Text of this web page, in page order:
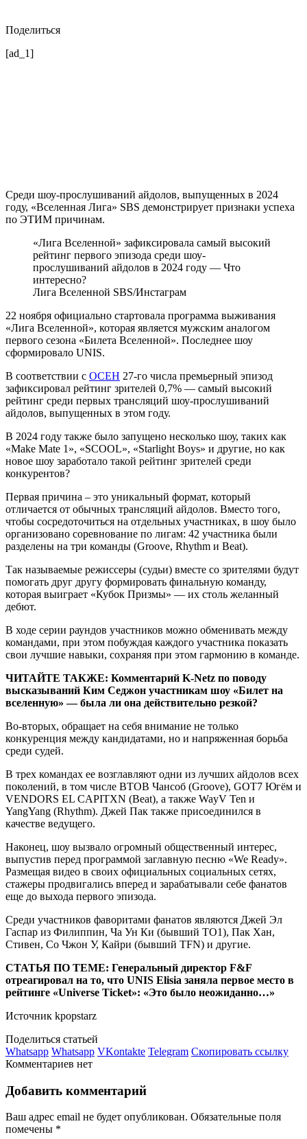
Поделиться
[ad_1]
Среди шоу-прослушиваний айдолов, выпущенных в 2024
году, «Вселенная Лига» SBS демонстрирует признаки успеха
по ЭТИМ причинам.
«Лига Вселенной» зафиксировала самый высокий
рейтинг первого эпизода среди шоу-
прослушиваний айдолов в 2024 году — Что
интересно?
Лига Вселенной SBS/Инстаграм
22 ноября официально стартовала программа выживания
«Лига Вселенной», которая является мужским аналогом
первого сезона «Билета Вселенной». Последнее шоу
сформировало UNIS.
В соответствии с ОСЕН 27-го числа премьерный эпизод
зафиксировал рейтинг зрителей 0,7% — самый высокий
рейтинг среди первых трансляций шоу-прослушиваний
айдолов, выпущенных в этом году.
В 2024 году также было запущено несколько шоу, таких как
«Make Mate 1», «SCOOL», «Starlight Boys» и другие, но как
новое шоу заработало такой рейтинг зрителей среди
конкурентов?
Первая причина – это уникальный формат, который
отличается от обычных трансляций айдолов. Вместо того,
чтобы сосредоточиться на отдельных участниках, в шоу было
организовано соревнование по лигам: 42 участника были
разделены на три команды (Groove, Rhythm и Beat).
Так называемые режиссеры (судьи) вместе со зрителями будут
помогать друг другу формировать финальную команду,
которая выиграет «Кубок Призмы» — их столь желанный
дебют.
В ходе серии раундов участников можно обменивать между
командами, при этом побуждая каждого участника показать
свои лучшие навыки, сохраняя при этом гармонию в команде.
ЧИТАЙТЕ ТАКЖЕ: Комментарий K-Netz по поводу
высказываний Ким Седжон участникам шоу «Билет на
вселенную» — была ли она действительно резкой?
Во-вторых, обращает на себя внимание не только
конкуренция между кандидатами, но и напряженная борьба
среди судей.
В трех командах ее возглавляют одни из лучших айдолов всех
поколений, в том числе BTOB Чансоб (Groove), GOT7 Югём и
VENDORS EL CAPITXN (Beat), а также WayV Ten и
YangYang (Rhythm). Джей Пак также присоединился в
качестве ведущего.
Наконец, шоу вызвало огромный общественный интерес,
выпустив перед программой заглавную песню «We Ready».
Размещая видео в своих официальных социальных сетях,
стажеры продвигались вперед и зарабатывали себе фанатов
еще до выхода первого эпизода.
Среди участников фаворитами фанатов являются Джей Эл
Гаспар из Филиппин, Ча Ун Ки (бывший TO1), Пак Хан,
Стивен, Со Чжон У, Кайри (бывший TFN) и другие.
СТАТЬЯ ПО ТЕМЕ: Генеральный директор F&F
отреагировал на то, что UNIS Elisia заняла первое место в
рейтинге «Universe Ticket»: «Это было неожиданно…»
Источник kpopstarz
Поделиться статьей
Whatsapp Whatsapp VKontakte Telegram Скопировать ссылку
Комментариев нет
Добавить комментарий
Ваш адрес email не будет опубликован. Обязательные поля
помечены *